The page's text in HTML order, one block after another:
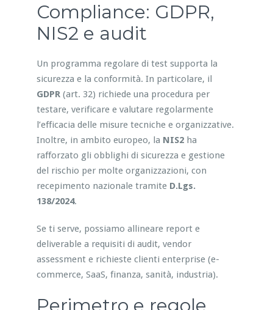
Compliance: GDPR,
NIS2 e audit
Un programma regolare di test supporta la
sicurezza e la conformità. In particolare, il
GDPR(art. 32) richiede una procedura per
testare, verificare e valutare regolarmente
l’efficacia delle misure tecniche e organizzative.
Inoltre, in ambito europeo, la NIS2ha
rafforzato gli obblighi di sicurezza e gestione
del rischio per molte organizzazioni, con
recepimento nazionale tramite D.Lgs.
138/2024.
Se ti serve, possiamo allineare report e
deliverable a requisiti di audit, vendor
assessment e richieste clienti enterprise (e-
commerce, SaaS, finanza, sanità, industria).
Perimetro e regole